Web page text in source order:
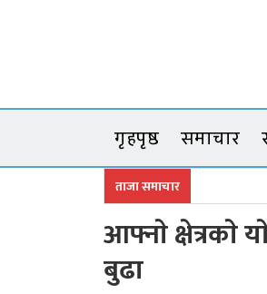
गृहपृष्ठ समाचार
ताजा समाचार
आफ्नाे क्षेत्रकाे
बुढा